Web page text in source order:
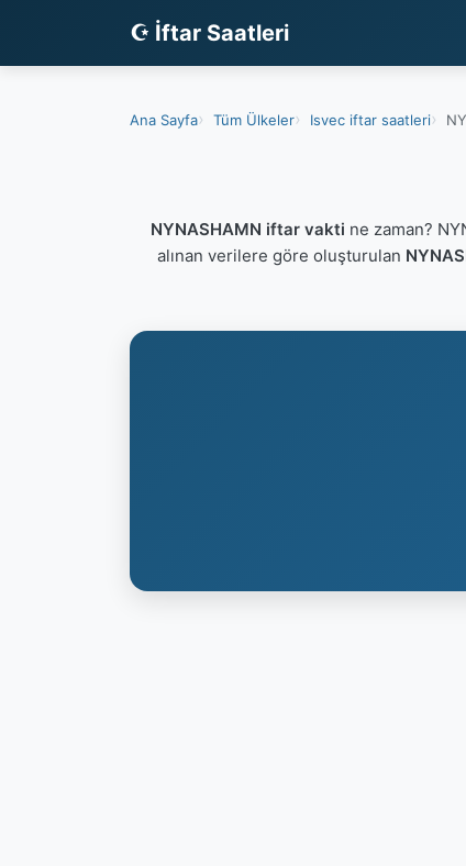
☪ İftar Saatleri
Ana Sayfa Tüm Ülkeler Isvec iftar saatleri
NYNASHAMN iftar vakti ne zaman?
alınan verilere göre oluşturulan